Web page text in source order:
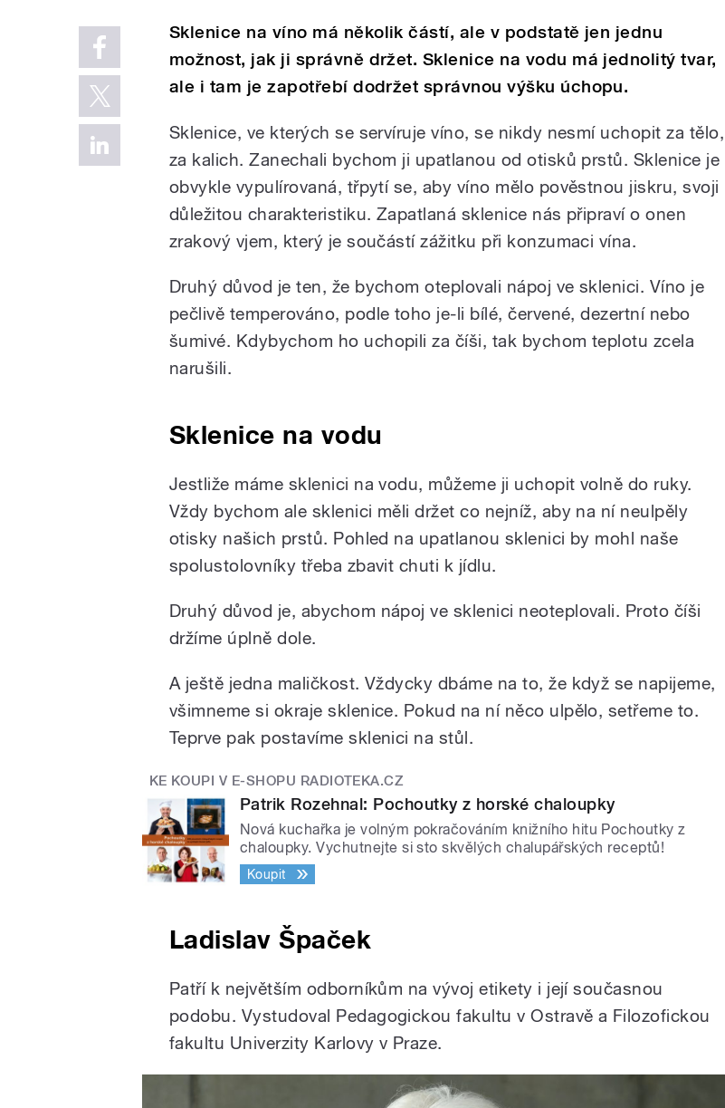
Sklenice na víno má několik částí, ale v podstatě jen jednu
možnost, jak ji správně držet. Sklenice na vodu má jednolitý tvar,
ale i tam je zapotřebí dodržet správnou výšku úchopu.
Sklenice, ve kterých se servíruje víno, se nikdy nesmí uchopit za tělo,
za kalich. Zanechali bychom ji upatlanou od otisků prstů. Sklenice je
obvykle vypulírovaná, třpytí se, aby víno mělo pověstnou jiskru, svoji
důležitou charakteristiku. Zapatlaná sklenice nás připraví o onen
zrakový vjem, který je součástí zážitku při konzumaci vína.
Druhý důvod je ten, že bychom oteplovali nápoj ve sklenici. Víno je
pečlivě temperováno, podle toho je-li bílé, červené, dezertní nebo
šumivé. Kdybychom ho uchopili za číši, tak bychom teplotu zcela
narušili.
Sklenice na vodu
Jestliže máme sklenici na vodu, můžeme ji uchopit volně do ruky.
Vždy bychom ale sklenici měli držet co nejníž, aby na ní neulpěly
otisky našich prstů. Pohled na upatlanou sklenici by mohl naše
spolustolovníky třeba zbavit chuti k jídlu.
Druhý důvod je, abychom nápoj ve sklenici neoteplovali. Proto číši
držíme úplně dole.
A ještě jedna maličkost. Vždycky dbáme na to, že když se napijeme,
všimneme si okraje sklenice. Pokud na ní něco ulpělo, setřeme to.
Teprve pak postavíme sklenici na stůl.
KE KOUPI V E-SHOPU RADIOTEKA.CZ
Patrik Rozehnal: Pochoutky z horské chaloupky
Nová kuchařka je volným pokračováním knižního hitu Pochoutky z
chaloupky. Vychutnejte si sto skvělých chalupářských receptů!
Koupit
Ladislav Špaček
Patří k největším odborníkům na vývoj etikety i její současnou
podobu. Vystudoval Pedagogickou fakultu v Ostravě a Filozofickou
fakultu Univerzity Karlovy v Praze.